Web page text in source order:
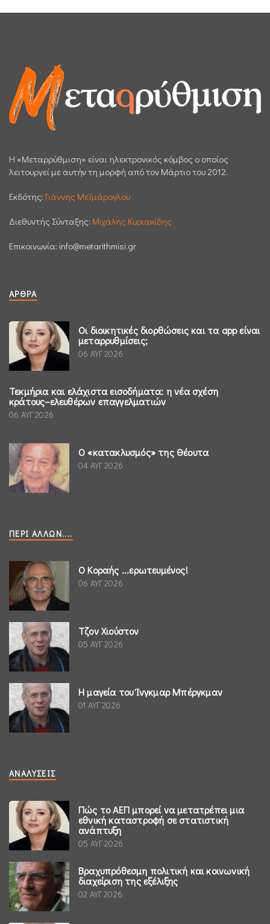
H «Μεταρρύθμιση» είναι ηλεκτρονικός κόμβος ο οποίος
λειτουργεί με αυτήν τη μορφή από τον Μάρτιο του 2012.
Εκδότης: Γιάννης Μεϊμάρογλου
Διεθυντής Σύνταξης: Μιχάλης Κυριακίδης
Επικοινωνία: info@metarithmisi.gr
ΆΡΘΡΑ
Οι διοικητικές διορθώσεις και τα app είναι
μεταρρυθμίσεις;
06 ΑΥΓ 2026
Τεκμήρια και ελάχιστα εισοδήματα: η νέα σχέση
κράτους–ελευθέρων επαγγελματιών
06 ΑΥΓ 2026
Ο «κατακλυσμός» της Θέουτα
04 ΑΥΓ 2026
ΠΕΡΊ ΆΛΛΩΝ....
Ο Κοραής ...ερωτευμένος!
06 ΑΥΓ 2026
Τζον Χιούστον
05 ΑΥΓ 2026
Η μαγεία του Ίνγκμαρ Μπέργκμαν
01 ΑΥΓ 2026
ΑΝΑΛΎΣΕΙΣ
Πώς το ΑΕΠ μπορεί να μετατρέπει μια
εθνική καταστροφή σε στατιστική
ανάπτυξη
05 ΑΥΓ 2026
Βραχυπρόθεσμη πολιτική και κοινωνική
διαχείριση της εξέλιξης
02 ΑΥΓ 2026